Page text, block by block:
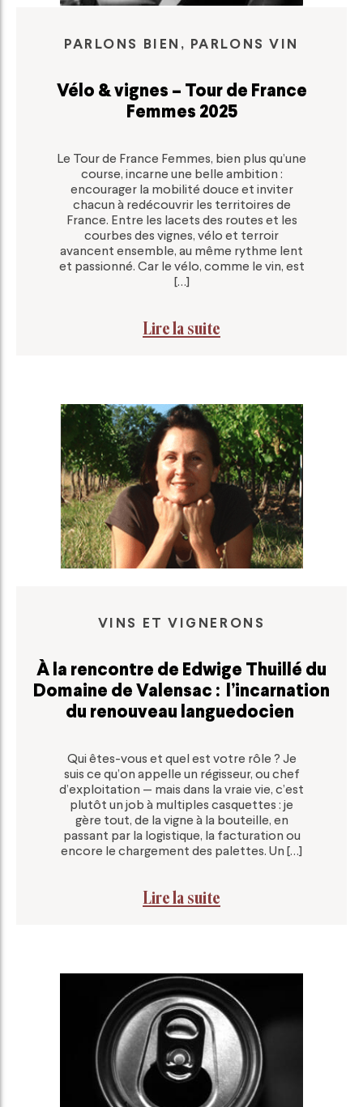
PARLONS BIEN, PARLONS VIN
Vélo & vignes – Tour de France
Femmes 2025
Le Tour de France Femmes, bien plus qu’une
course, incarne une belle ambition :
encourager la mobilité douce et inviter
chacun à redécouvrir les territoires de
France. Entre les lacets des routes et les
courbes des vignes, vélo et terroir
avancent ensemble, au même rythme lent
et passionné. Car le vélo, comme le vin, est
[…]
Lire la suite
VINS ET VIGNERONS
À la rencontre de Edwige Thuillé du
Domaine de Valensac : l’incarnation
du renouveau languedocien
Qui êtes-vous et quel est votre rôle ? Je
suis ce qu’on appelle un régisseur, ou chef
d’exploitation — mais dans la vraie vie, c’est
plutôt un job à multiples casquettes : je
gère tout, de la vigne à la bouteille, en
passant par la logistique, la facturation ou
encore le chargement des palettes. Un […]
Lire la suite